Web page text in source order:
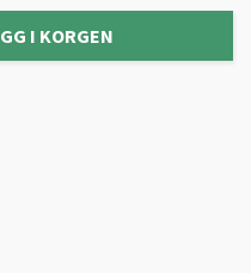
I KORGEN